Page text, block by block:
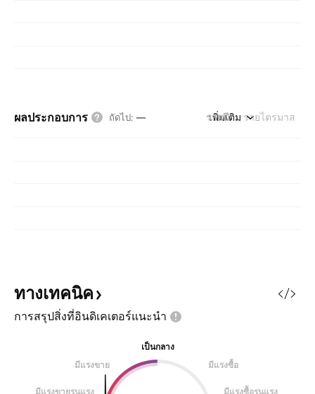
ผลประกอบการ ถัดไป: — รายปี รายไตรมาส
เพิ่มเติม
ทางเทคนิค
การสรุปสิ่งที่อินดิเคเตอร์แนะนำ
เป็นกลาง
มีแรงขาย
มีแรงซื้อ
มีแรงขายรุนแรง มีแรงซื้อรุนแรง